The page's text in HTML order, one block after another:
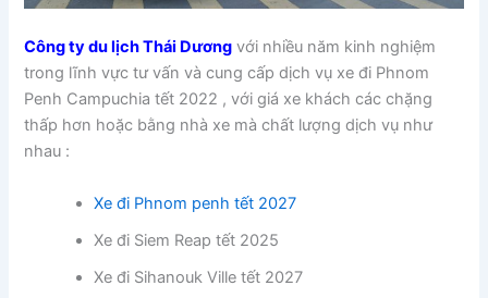
Công ty du lịch Thái Dương với nhiều năm kinh nghiệm
trong lĩnh vực tư vấn và cung cấp dịch vụ xe đi Phnom
Penh Campuchia tết 2022 , với giá xe khách các chặng
thấp hơn hoặc bằng nhà xe mà chất lượng dịch vụ như
nhau :
Xe đi Phnom penh tết 2027
Xe đi Siem Reap tết 2025
Xe đi Sihanouk Ville tết 2027